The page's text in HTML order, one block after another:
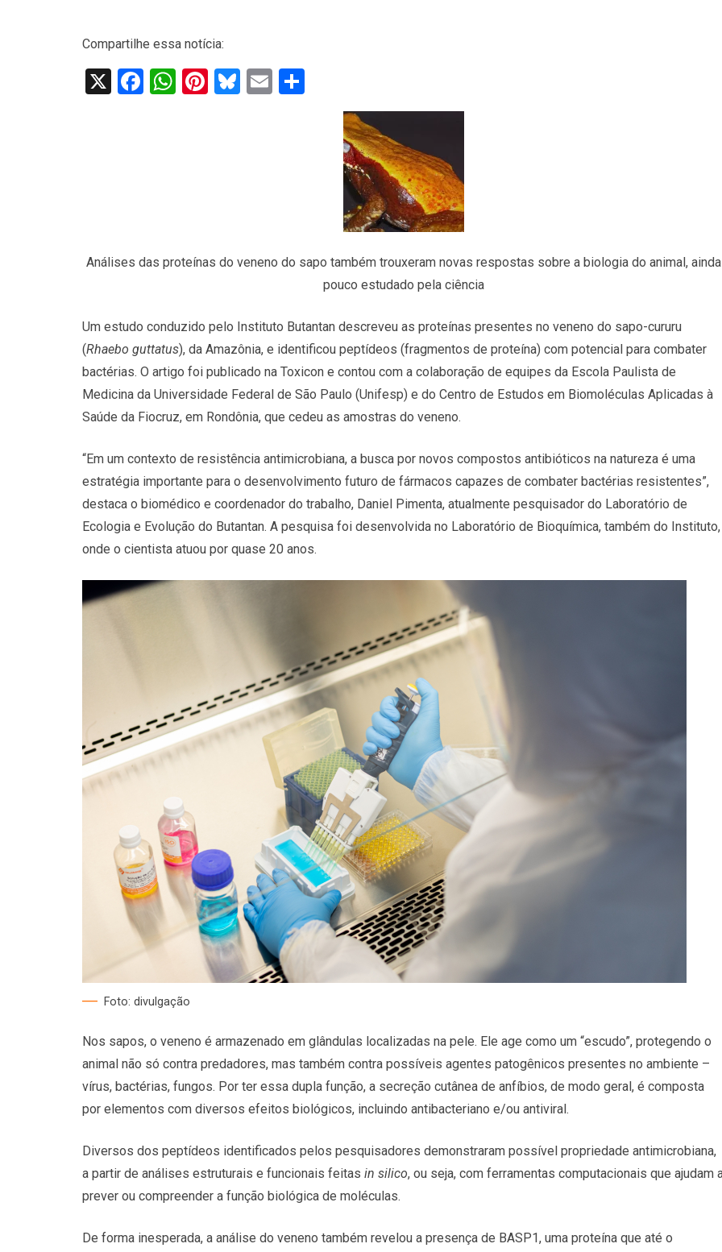
Compartilhe essa notícia:
X Facebook
WhatsApp
Pinterest
Bluesky
Email
Análises das proteínas do veneno do sapo também trouxeram novas respostas sobre a biologia do animal, ainda
pouco estudado pela ciência
Um estudo conduzido pelo Instituto Butantan descreveu as proteínas presentes no veneno do sapo-cururu
(Rhaebo guttatus), da Amazônia, e identificou peptídeos (fragmentos de proteína) com potencial para combater
bactérias. O artigo foi publicado na Toxicon e contou com a colaboração de equipes da Escola Paulista de
Medicina da Universidade Federal de São Paulo (Unifesp) e do Centro de Estudos em Biomoléculas Aplicadas à
Saúde da Fiocruz, em Rondônia, que cedeu as amostras do veneno.
“Em um contexto de resistência antimicrobiana, a busca por novos compostos antibióticos na natureza é uma
estratégia importante para o desenvolvimento futuro de fármacos capazes de combater bactérias resistentes”,
destaca o biomédico e coordenador do trabalho, Daniel Pimenta, atualmente pesquisador do Laboratório de
Ecologia e Evolução do Butantan. A pesquisa foi desenvolvida no Laboratório de Bioquímica, também do Instituto,
onde o cientista atuou por quase 20 anos.
Foto: divulgação
Nos sapos, o veneno é armazenado em glândulas localizadas na pele. Ele age como um “escudo”, protegendo o
animal não só contra predadores, mas também contra possíveis agentes patogênicos presentes no ambiente –
vírus, bactérias, fungos. Por ter essa dupla função, a secreção cutânea de anfíbios, de modo geral, é composta
por elementos com diversos efeitos biológicos, incluindo antibacteriano e/ou antiviral.
Diversos dos peptídeos identificados pelos pesquisadores demonstraram possível propriedade antimicrobiana,
a partir de análises estruturais e funcionais feitas in silico, ou seja, com ferramentas computacionais que ajudam
prever ou compreender a função biológica de moléculas.
De forma inesperada, a análise do veneno também revelou a presença de BASP1, uma proteína que até o